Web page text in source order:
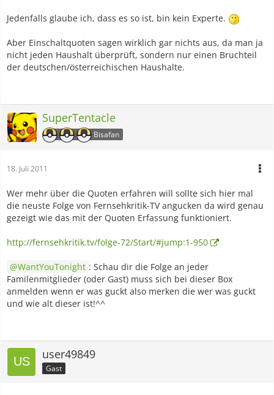
Jedenfalls glaube ich, dass es so ist, bin kein Experte.
Aber Einschaltquoten sagen wirklich gar nichts aus, da man ja
nicht jeden Haushalt überprüft, sondern nur einen Bruchteil
der deutschen/österreichischen Haushalte.
SuperTentacle
Bisafan
18. Juli 2011
Wer mehr über die Quoten erfahren will sollte sich hier mal
die neuste Folge von Fernsehkritik-TV angucken da wird genau
gezeigt wie das mit der Quoten Erfassung funktioniert.
http://fernsehkritik.tv/folge-72/Start/#jump:1-950
WantYouTonight : Schau dir die Folge an jeder
Familenmitglieder (oder Gast) muss sich bei dieser Box
anmelden wenn er was guckt also merken die wer was guckt
und wie alt dieser ist!^^
user49849
Gast